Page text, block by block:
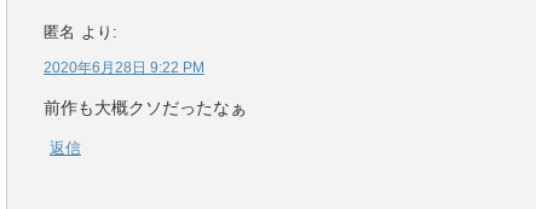
匿名 より:
2020年6月28日 9:22 PM
前作も大概クソだったなぁ
返信